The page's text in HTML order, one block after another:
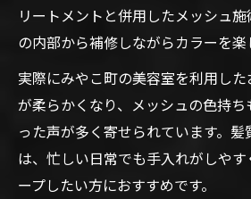
リートメントと併用したメッシュ
の内部から補修しながらカラーを楽
実際にみやこ町の美容室を利用し
が柔らかくなり、メッシュの色持
った声が多く寄せられています。
は、忙しい日常でも手入れがしや
ープしたい方におすすめです。